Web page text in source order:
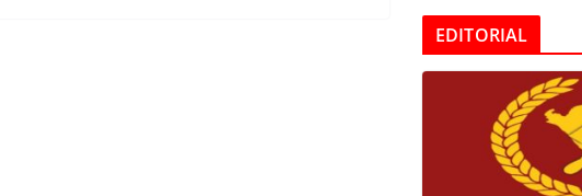
EDITORIAL